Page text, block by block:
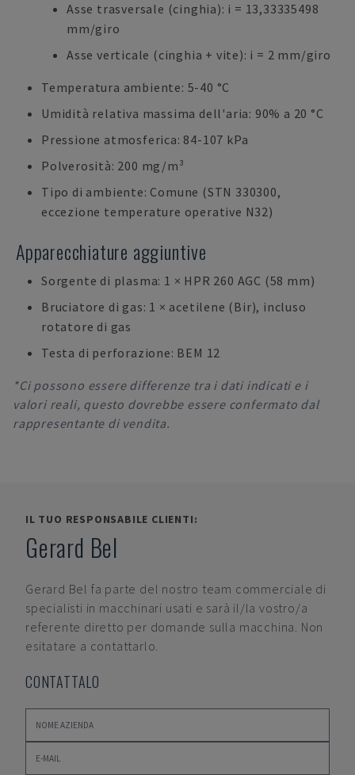
Asse trasversale (cinghia): i = 13,33335498
mm/giro
Asse verticale (cinghia + vite): i = 2 mm/giro
Temperatura ambiente: 5-40 °C
Umidità relativa massima dell'aria: 90% a 20 °C
Pressione atmosferica: 84-107 kPa
Polverosità: 200 mg/m³
Tipo di ambiente: Comune (STN 330300,
eccezione temperature operative N32)
Apparecchiature aggiuntive
Sorgente di plasma: 1 × HPR 260 AGC (58 mm)
Bruciatore di gas: 1 × acetilene (Bir), incluso
rotatore di gas
Testa di perforazione: BEM 12
*Ci possono essere differenze tra i dati indicati e i
valori reali, questo dovrebbe essere confermato dal
rappresentante di vendita.
IL TUO RESPONSABILE CLIENTI:
Gerard Bel
Gerard Bel fa parte del nostro team commerciale di
specialisti in macchinari usati e sarà il/la vostro/a
referente diretto per domande sulla macchina. Non
esitatare a contattarlo.
CONTATTALO